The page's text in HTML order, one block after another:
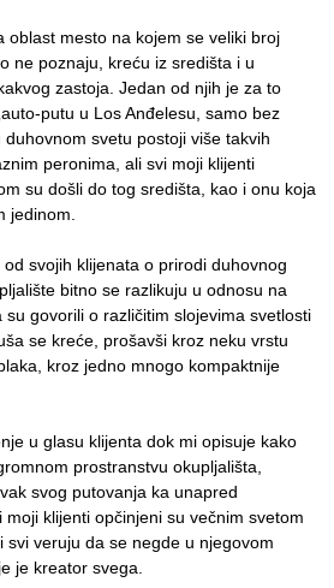
oblast mesto na kojem se veliki broj
ne poznaju, kreću iz središta i u
zastoja. Jedan od njih je za to
putu u Los Anđelesu, samo bez
svetu postoji više takvih
peronima, ali svi moji klijenti
su došli do tog središta, kao i onu koja
jedinom.
svojih klijenata o prirodi duhovnog
bitno se razlikuju u odnosu na
govorili o različitim slojevima svetlosti
se kreće, prošavši kroz neku vrstu
kroz jedno mnogo kompaktnije
u glasu klijenta dok mi opisuje kako
prostranstvu okupljališta,
svog putovanja ka unapred
klijenti opčinjeni su večnim svetom
svi veruju da se negde u njegovom
je kreator svega.